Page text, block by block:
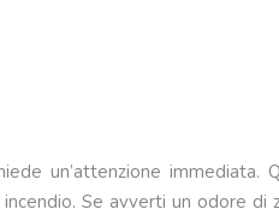
un’attenzione
Se avverti un odore